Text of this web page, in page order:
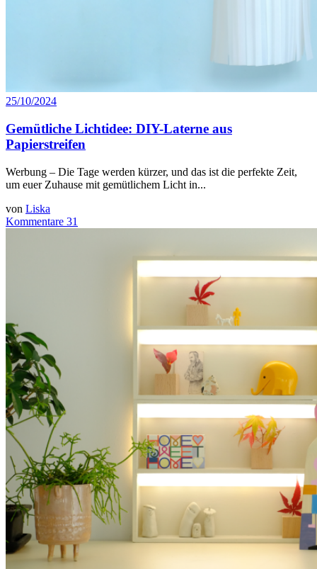
25/10/2024
Gemütliche Lichtidee: DIY-Laterne aus
Papierstreifen
Werbung – Die Tage werden kürzer, und das ist die perfekte Zeit,
um euer Zuhause mit gemütlichem Licht in...
von Liska
Kommentare 31